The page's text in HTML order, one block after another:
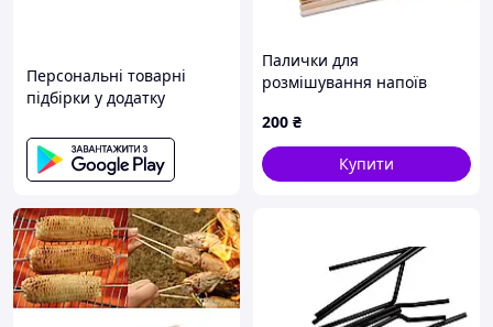
Персональні товарні
підбірки у додатку
Палички для
розмішування напоїв
1000 шт
200 ₴
Купити